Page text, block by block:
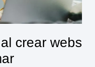
crear webs